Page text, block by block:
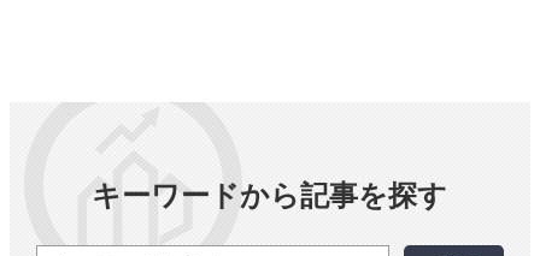
キーワードから記事を探す